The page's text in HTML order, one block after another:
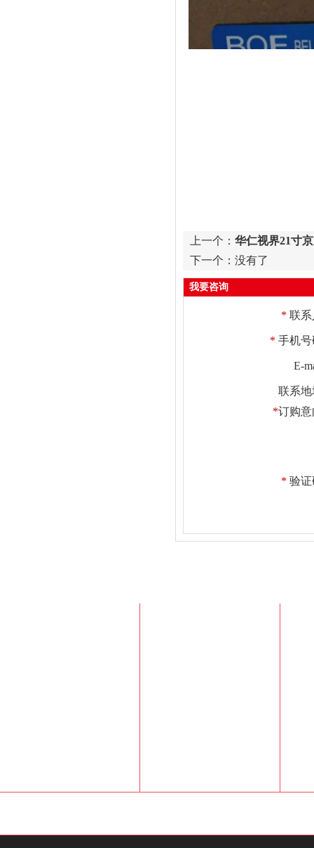
上一个： 华仁视界21寸
下一个：没有了
我要咨询
* 联
* 手机
E-
联系
*订购
* 验